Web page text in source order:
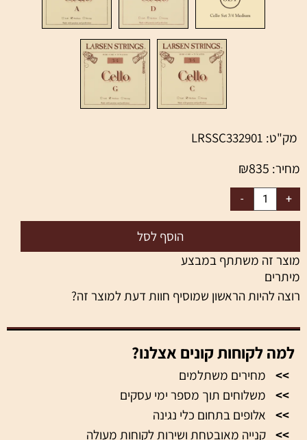
מק"ט: LRSSC332901
מחיר:
₪835
הוסף לסל
מוצר זה משתתף במבצע
מיתרים
רוצה להיות הראשון שמוסיף חוות דעת למוצר זה?
למה לקוחות קונים אצלנו?
>>
מחירים משתלמים
>>
משלוחים תוך מספר ימי עסקים
>>
אלופים בתחום כלי נגינה
>> קנייה מאובטחת ושירות לקוחות מעולה